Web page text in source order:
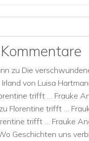
zu Die
von Luisa
trifft … Frauke
zu Florentine trifft …
trifft … Frauke
Geschichten uns